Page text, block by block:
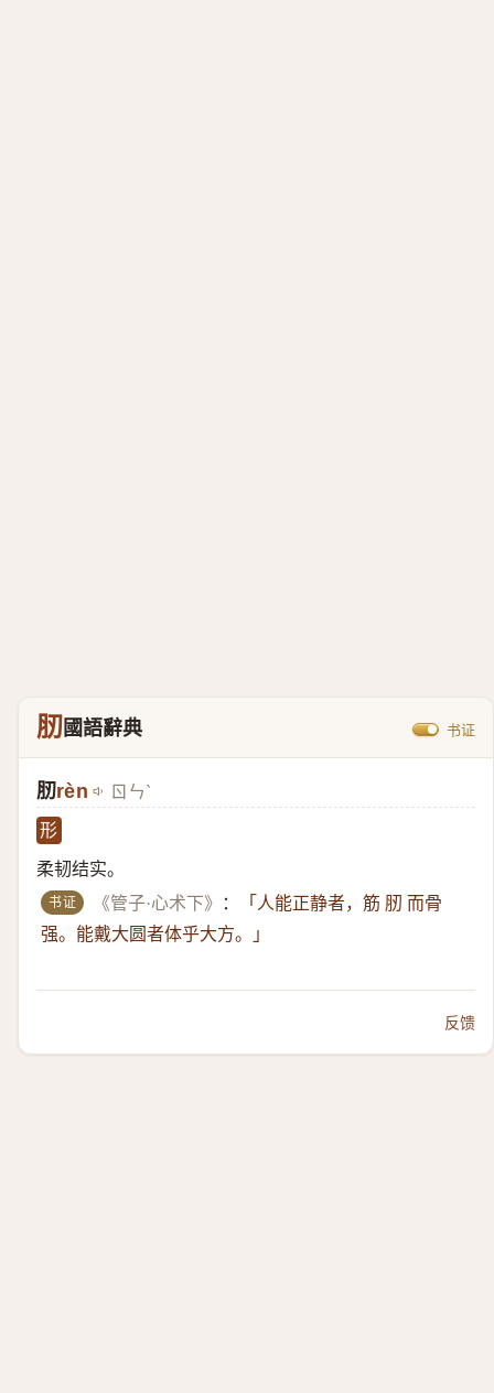
肕國語辭典 书证
肕rèn ㄖㄣˋ
形
柔韧结实。
书证 《管子·心术下》 ：
「人能正静者，筋 肕 而骨
强。能戴大圆者体乎大方。」
反馈